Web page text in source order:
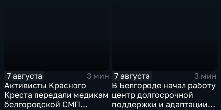
7 августа
3 мин
Активисты Красного
Креста передали медикам
белгородской СМП
7 августа
3 мин
В Белгороде начал работу
центр долгосрочной
поддержки и адаптации